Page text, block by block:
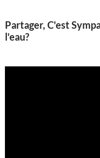
Partager, C'est
l'eau?